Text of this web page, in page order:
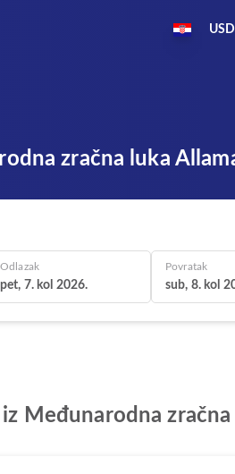
USD
zračna luka
Odlazak
pet, 7. kol 2026.
Povratak
sub, 8. kol
Međunarodna zračna